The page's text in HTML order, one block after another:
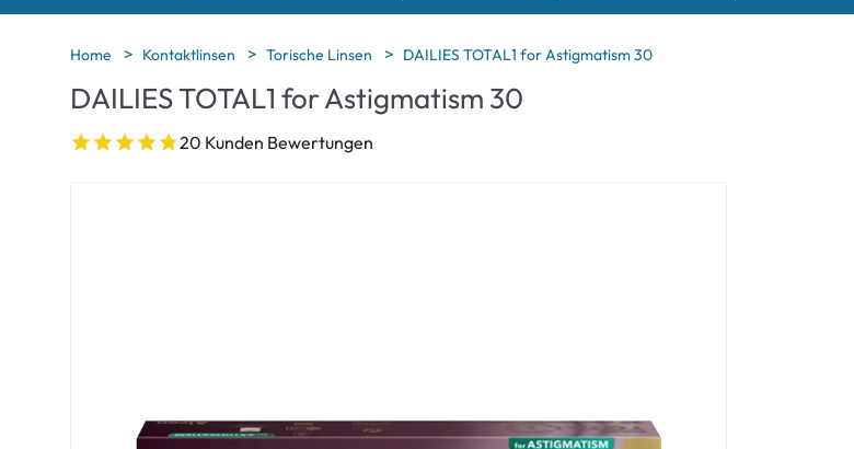
Marken
Acuvue
Ultra
Air Optix
Kategorie
Sphärische Linsen
Torische Linsen
Tragedauer
Marken
Eversee
Weitere Marken
Home Kontaktlinsen Torische Linsen DAILIES TOTAL1 for Astigmatism 30
DAILIES TOTAL1 for Astigmatism 30
20 Kunden Bewertungen